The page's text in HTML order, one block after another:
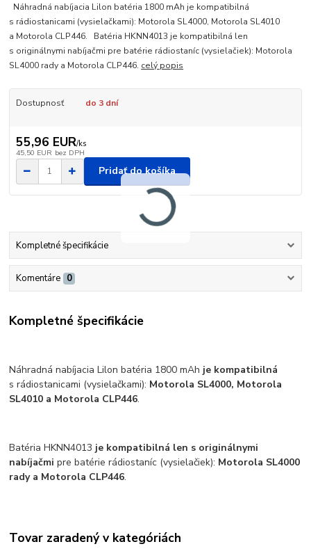
Náhradná nabíjacia Lilon batéria 1800 mAh je kompatibilná
s rádiostanicami (vysielačkami): Motorola SL4000, Motorola SL4010
a Motorola CLP446. Batéria HKNN4013 je kompatibilná len
s originálnymi nabíjačmi pre batérie rádiostaníc (vysielačiek): Motorola
SL4000 rady a Motorola CLP446. celý popis
Dostupnosť do 3 dní
55,96 EUR/ks
45,50 EUR bez DPH
Pridať do košíka
Kompletné špecifikácie
Komentáre 0
Kompletné špecifikácie
Náhradná nabíjacia Lilon batéria 1800 mAh je kompatibilná
s rádiostanicami (vysielačkami): Motorola SL4000, Motorola
SL4010 a Motorola CLP446.
Batéria HKNN4013 je kompatibilná len s originálnymi
nabíjačmi pre batérie rádiostaníc (vysielačiek): Motorola SL4000
rady a Motorola CLP446.
Tovar zaradený v kategóriách